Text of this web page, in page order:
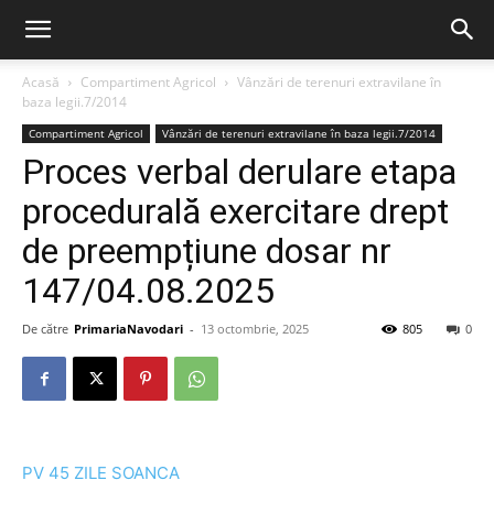
Acasă Compartiment Agricol
Vânzări de terenuri extravilane în
baza legii.7/2014
Compartiment Agricol Vânzări de terenuri extravilane în baza legii.7/2014
Proces verbal derulare etapa
procedurală exercitare drept
de preempțiune dosar nr
147/04.08.2025
De către PrimariaNavodari - 13 octombrie, 2025 0
805
PV 45 ZILE SOANCA